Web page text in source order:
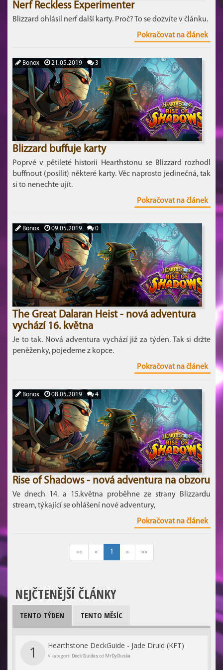
Nerf Reckless Experimenter
Blizzard ohlásil nerf další karty. Proč? To se dozvíte v článku.
Pokračovat na článek
Bonox 21.05.2019 3
Blizzard buffuje karty
Poprvé v pětileté historii Hearthstonu se Blizzard rozhodl
buffnout (posílit) některé karty. Věc naprosto jedinečná, tak
si to nenechte ujít.
Pokračovat na článek
Bonox 09.05.2019 0
The Great Dalaran Heist - nová adventura
vychází 16. května
Je to tak. Nová adventura vychází již za týden. Tak si držte
peněženky, pojedeme z kopce.
Pokračovat na článek
Bonox 08.05.2019 4
Rise of Shadows - nová adventura na obzoru
Ve dnech 14. a 15.května proběhne ze strany Blizzardu
stream, týkající se ohlášení nové adventury,
Pokračovat na článek
«« « 1 » »»
NEJČTENĚJŠÍ ČLÁNKY
TENTO TÝDEN TENTO MĚSÍC
1 Hearthstone DeckGuide - Jade Druid (KFT)
V kategorii Deck Guidesod MrDyDuska